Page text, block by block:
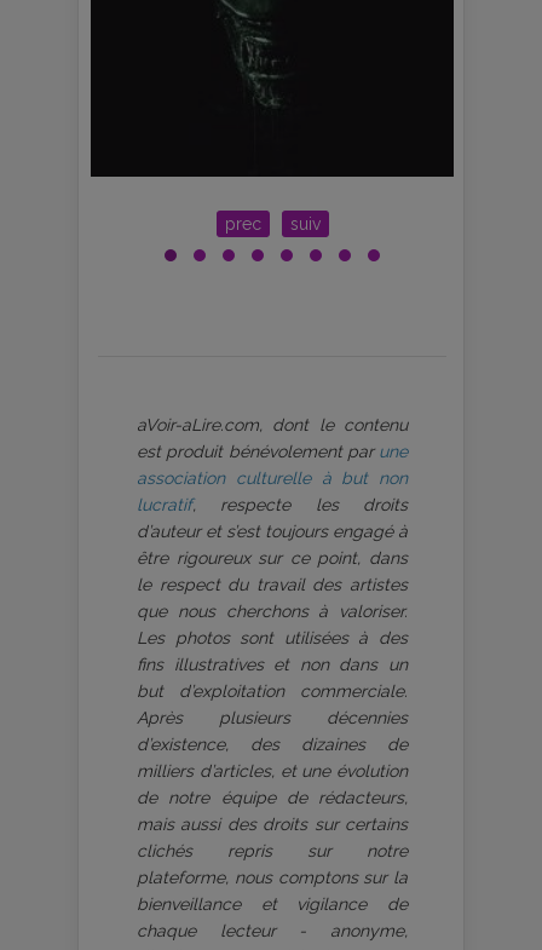
prec suiv
aVoir-aLire.com, dont le contenu
est produit bénévolement par une
association culturelle à but non
lucratif, respecte les droits
d’auteur et s’est toujours engagé à
être rigoureux sur ce point, dans
le respect du travail des artistes
que nous cherchons à valoriser.
Les photos sont utilisées à des
fins illustratives et non dans un
but d’exploitation commerciale.
Après plusieurs décennies
d’existence, des dizaines de
milliers d’articles, et une évolution
de notre équipe de rédacteurs,
mais aussi des droits sur certains
clichés repris sur notre
plateforme, nous comptons sur la
bienveillance et vigilance de
chaque lecteur - anonyme,